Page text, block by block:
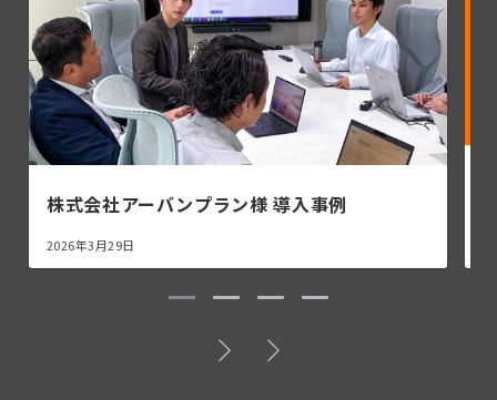
株式会社アーバンプラン様 導入事例
2026年3月29日